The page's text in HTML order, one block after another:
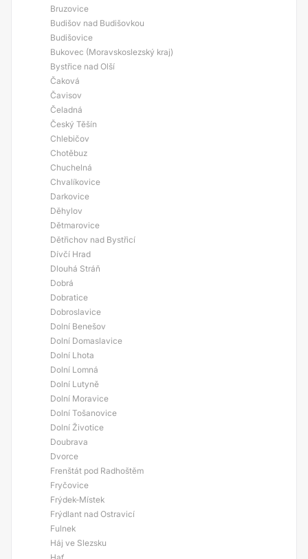
Bruzovice
Budišov nad Budišovkou
Budišovice
Bukovec (Moravskoslezský kraj)
Bystřice nad Olší
Čaková
Čavisov
Čeladná
Český Těšín
Chlebičov
Chotěbuz
Chuchelná
Chvalíkovice
Darkovice
Děhylov
Dětmarovice
Dětřichov nad Bystřicí
Dívčí Hrad
Dlouhá Stráň
Dobrá
Dobratice
Dobroslavice
Dolní Benešov
Dolní Domaslavice
Dolní Lhota
Dolní Lomná
Dolní Lutyně
Dolní Moravice
Dolní Tošanovice
Dolní Životice
Doubrava
Dvorce
Frenštát pod Radhoštěm
Fryčovice
Frýdek-Místek
Frýdlant nad Ostravicí
Fulnek
Háj ve Slezsku